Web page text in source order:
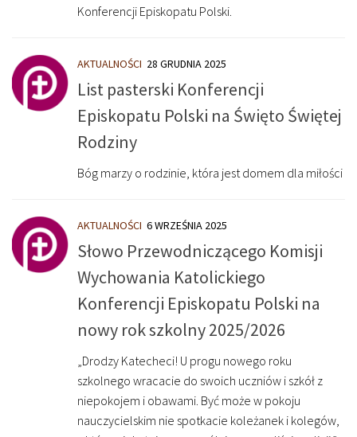
Konferencji Episkopatu Polski.
AKTUALNOŚCI 28 GRUDNIA 2025
List pasterski Konferencji
Episkopatu Polski na Święto Świętej
Rodziny
Bóg marzy o rodzinie, która jest domem dla miłości
AKTUALNOŚCI 6 WRZEŚNIA 2025
Słowo Przewodniczącego Komisji
Wychowania Katolickiego
Konferencji Episkopatu Polski na
nowy rok szkolny 2025/2026
„Drodzy Katecheci! U progu nowego roku
szkolnego wracacie do swoich uczniów i szkół z
niepokojem i obawami. Być może w pokoju
nauczycielskim nie spotkacie koleżanek i kolegów,